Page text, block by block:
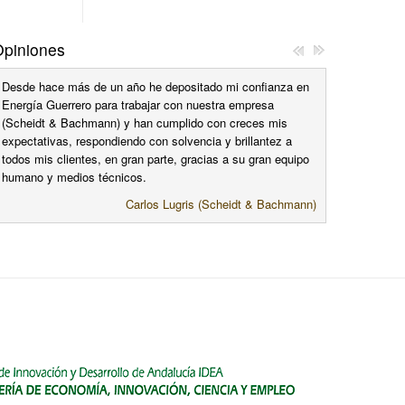
Desde hace más de un año he depositado mi confianza en
Energía Guerrero para trabajar con nuestra empresa
(Scheidt & Bachmann) y han cumplido con creces mis
expectativas, respondiendo con solvencia y brillantez a
todos mis clientes, en gran parte, gracias a su gran equipo
humano y medios técnicos.
Carlos Lugris (Scheidt & Bachmann)